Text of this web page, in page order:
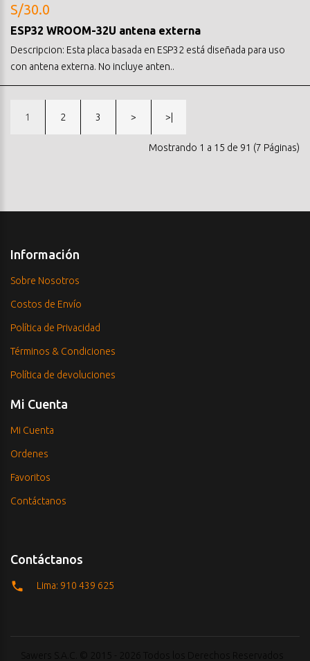
S/30.0
ESP32 WROOM-32U antena externa
Descripcion: Esta placa basada en ESP32 está diseñada para uso
con antena externa. No incluye anten..
1 2 3 > >|
Mostrando 1 a 15 de 91 (7 Páginas)
Información
Sobre Nosotros
Costos de Envío
Política de Privacidad
Términos & Condiciones
Política de devoluciones
Mi Cuenta
Mi Cuenta
Ordenes
Favoritos
Contáctanos
Contáctanos
Lima: 910 439 625